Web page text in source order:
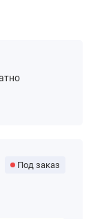
Под заказ